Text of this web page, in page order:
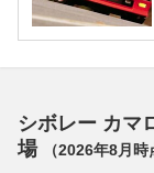
シボレー カマ
場
（2026年8月 時